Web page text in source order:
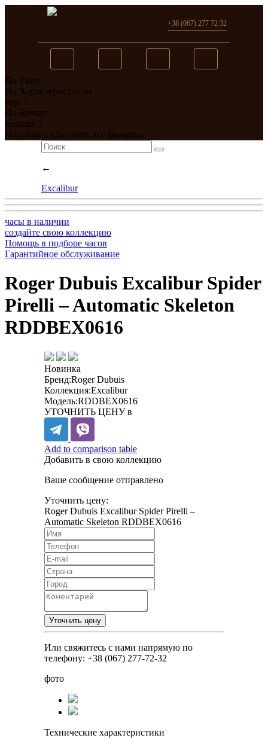
Вы добавили в сравнение
перейти
+38 (067) 277 72 32
По Типу
По Характеристикам
еще ↓
По Бренду
меньше ↑
Подобрать Сбросить все фильтры
←
Excalibur
часы в наличии
создайте свою коллекцию
Помощь в подборе часов
Гарантийное обслуживание
Roger Dubuis Excalibur Spider
Pirelli – Automatic Skeleton
RDDBEX0616
Новинка
Бренд:Roger Dubuis
Коллекция:Excalibur
Модель:RDDBEX0616
УТОЧНИТЬ ЦЕНУ в
Add to comparison table
Добавить в свою коллекцию
Ваше сообщение отправлено
Уточнить цену:
Roger Dubuis Excalibur Spider Pirelli –
Automatic Skeleton RDDBEX0616
Или свяжитесь с нами напрямую по
телефону: +38 (067) 277-72-32
фото
Технические характеристики